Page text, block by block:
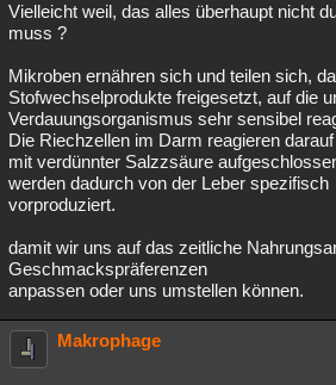
Vielleicht weil, das alles überhaupt nicht
muss ?
Mikroben ernähren sich und teilen sich,
Stofwechselprodukte freigesetzt, auf die
Verdauungsorganismus sehr sensibel
Die Riechzellen im Darm reagieren
mit verdünnter Salzzsäure
werden dadurch von der Leber spezifisch
vorproduziert.
damit wir uns auf das zeitliche
Geschmackspräferenzen
anpassen oder uns umstellen können.
Makrophage